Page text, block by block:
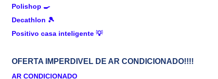
Polishop 🍳
Decathlon 🎾
Positivo casa inteligente 💡
OFERTA IMPERDIVEL DE AR CONDICIONADO!!!!
AR CONDICIONADO